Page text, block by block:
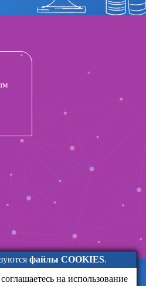
файлы COOKIES.
на использование